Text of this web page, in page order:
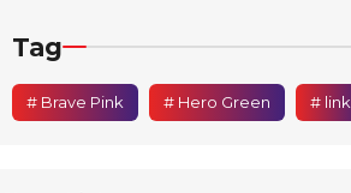
Tag
# Brave Pink # Hero Green # link